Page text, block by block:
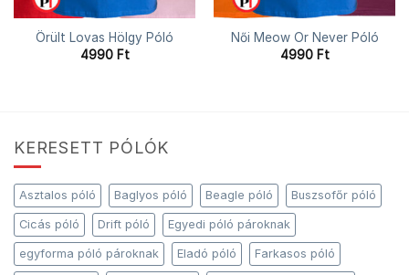
Örült Lovas Hölgy Póló
4990 Ft
Női Meow Or Never Póló
4990 Ft
KERESETT PÓLÓK
Asztalos póló Baglyos póló Beagle póló Buszsofőr póló
Cicás póló Drift póló Egyedi póló pároknak
egyforma póló pároknak Eladó póló Farkasos póló